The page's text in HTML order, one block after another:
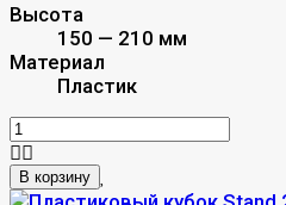
Высота
150 — 210 мм
Материал
Пластик
В корзину